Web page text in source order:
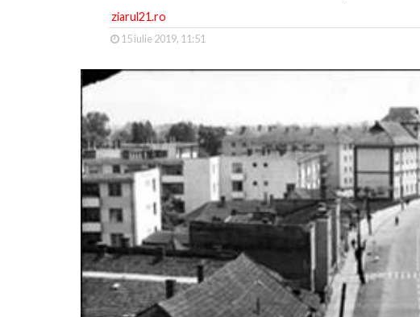
ziarul21.ro
15 iulie 2019, 11:51